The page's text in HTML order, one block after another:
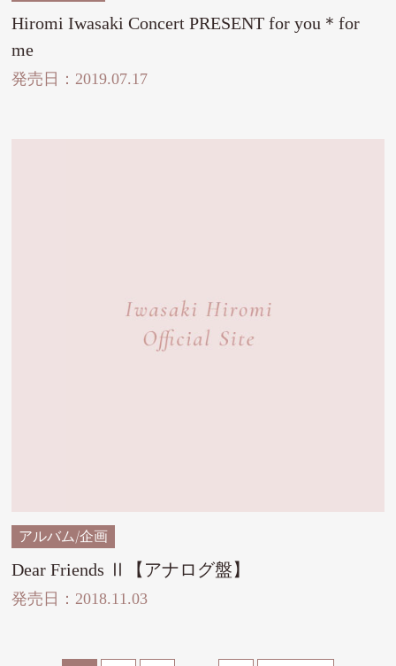
Hiromi Iwasaki Concert PRESENT for you＊for
me
発売日：2019.07.17
アルバム/企画
Dear Friends Ⅱ【アナログ盤】
発売日：2018.11.03